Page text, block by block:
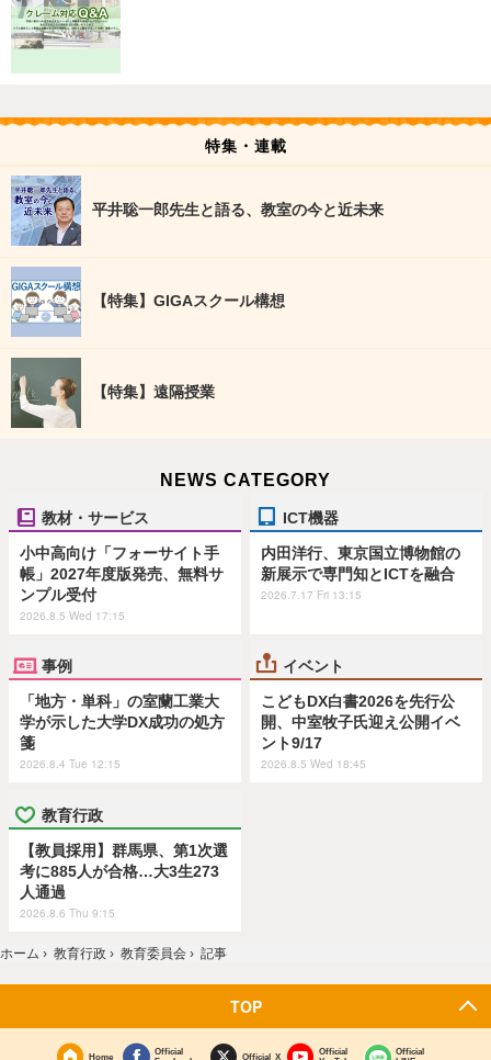
特集・連載
平井聡一郎先生と語る、教室の今と近未来
【特集】GIGAスクール構想
【特集】遠隔授業
NEWS CATEGORY
教材・サービス
小中高向け「フォーサイト手
帳」2027年度版発売、無料サ
ンプル受付
2026.8.5 Wed 17:15
ICT機器
内田洋行、東京国立博物館の
新展示で専門知とICTを融合
2026.7.17 Fri 13:15
事例
「地方・単科」の室蘭工業大
学が示した大学DX成功の処方
箋
2026.8.4 Tue 12:15
イベント
こどもDX白書2026を先行公
開、中室牧子氏迎え公開イベ
ント9/17
2026.8.5 Wed 18:45
教育行政
【教員採用】群馬県、第1次選
考に885人が合格…大3生273
人通過
2026.8.6 Thu 9:15
ホーム › 教育行政 › 教育委員会 › 記事
TOP
Home
Official
Official X
Official
Official